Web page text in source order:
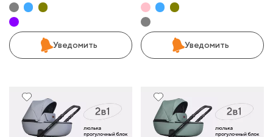
Уведомить Уведомить
9%